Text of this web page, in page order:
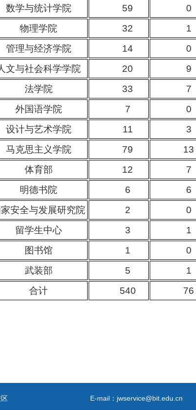
数学与统计学院 59
0
物理学院 32
1
管理与经济学院 14
0
文与社会科学学院 20
9
法学院 33
7
外国语学院 7
0
设计与艺术学院 11
3
马克思主义学院 79
13
体育部 12
7
明德书院 6
6
家安全与发展研究院 2
0
留学生中心 3
1
图书馆 1
0
武装部 5
1
合计
540 76
E-mail：jwservice@bit.edu.cn